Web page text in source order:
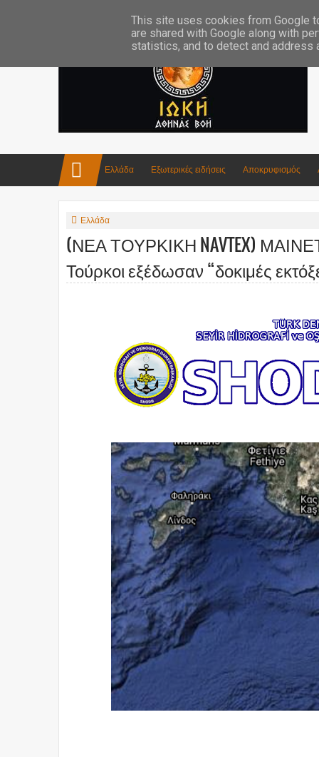
Ελλάδα Εξωτερικές ειδήσεις Αποκρυφισμός
Ελλάδα
(ΝΕΑ ΤΟΥΡΚΙΚΗ NAVTEX)
Τούρκοι εξέδωσαν “δοκιμές
This site uses cookies from Google
are shared with Google along with
statistics, and to detect and address